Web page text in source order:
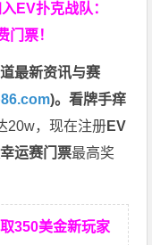
EV扑克战队：
门票！
最新资讯与赛
)。看牌手痒
20w，现在注册EV
运赛门票最高奖
350美金新玩家